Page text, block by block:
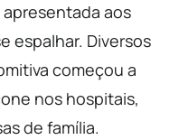
aos
espalhar. Diversos
começou a
nos hospitais,
de família.